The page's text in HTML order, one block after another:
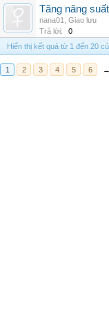
Tăng năng
nana01
Giao lưu
Trả lời:
0
Hiển thị kết quả từ 1 đến 20
1 2 3 4 5 6 →